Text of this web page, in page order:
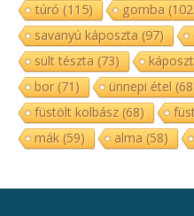
túró (115) gomba
savanyú káposzta (97)
sült tészta (73)
bor(71) ünnepi étel
füstölt kolbász(68)
mák(59) alma (58)